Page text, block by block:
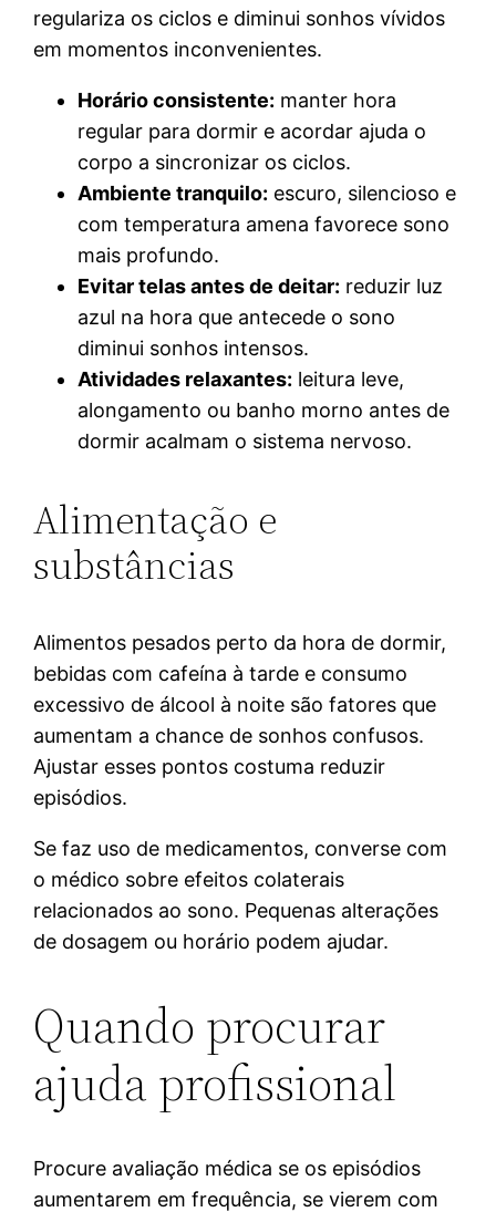
regulariza os ciclos e diminui sonhos vívidos
em momentos inconvenientes.
Horário consistente: manter hora
regular para dormir e acordar ajuda o
corpo a sincronizar os ciclos.
Ambiente tranquilo: escuro, silencioso e
com temperatura amena favorece sono
mais profundo.
Evitar telas antes de deitar: reduzir luz
azul na hora que antecede o sono
diminui sonhos intensos.
Atividades relaxantes: leitura leve,
alongamento ou banho morno antes de
dormir acalmam o sistema nervoso.
Alimentação e
substâncias
Alimentos pesados perto da hora de dormir,
bebidas com cafeína à tarde e consumo
excessivo de álcool à noite são fatores que
aumentam a chance de sonhos confusos.
Ajustar esses pontos costuma reduzir
episódios.
Se faz uso de medicamentos, converse com
o médico sobre efeitos colaterais
relacionados ao sono. Pequenas alterações
de dosagem ou horário podem ajudar.
Quando procurar
ajuda profissional
Procure avaliação médica se os episódios
aumentarem em frequência, se vierem com